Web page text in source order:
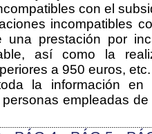
con el
incompatibles
una prestación por
así como la
a 950 euros, etc.
la información
empleadas